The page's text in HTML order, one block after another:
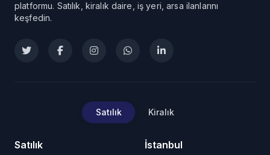
platformu. Satılık, kiralık daire, iş yeri, arsa ilanlarını
keşfedin.
Satılık Kiralık
Satılık İstanbul